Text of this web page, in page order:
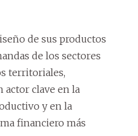
de sus productos
de los sectores
territoriales,
actor clave en la
y en la
financiero más